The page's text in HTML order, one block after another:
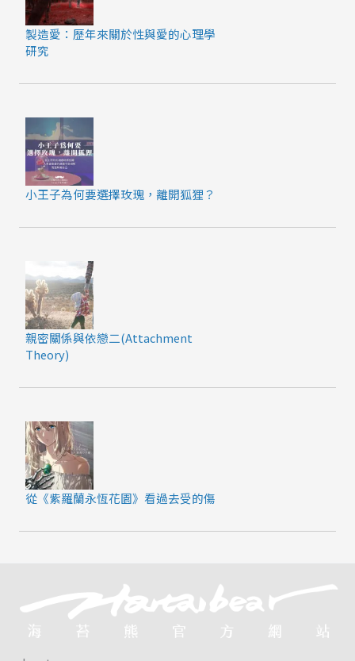
製造愛：歷年來關於性與愛的心理學
研究
小王子為何要選擇玫瑰，離開狐狸？
親密關係與依戀二(Attachment
Theory)
從《紫羅蘭永恆花園》看過去受的傷